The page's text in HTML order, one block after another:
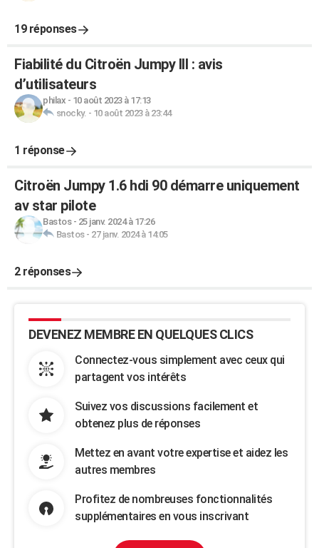
19 réponses
Fiabilité du Citroën Jumpy III : avis
d’utilisateurs
philax - 10 août 2023 à 17:13
snocky. - 10 août 2023 à 23:44
1 réponse
Citroën Jumpy 1.6 hdi 90 démarre uniquement
av star pilote
Bastos- 25 janv. 2024 à 17:26
Bastos- 27 janv. 2024 à 14:05
2 réponses
DEVENEZ MEMBRE EN QUELQUES CLICS
Connectez-vous simplement avec ceux qui
partagent vos intérêts
Suivez vos discussions facilement et
obtenez plus de réponses
Mettez en avant votre expertise et aidez les
autres membres
Profitez de nombreuses fonctionnalités
supplémentaires en vous inscrivant